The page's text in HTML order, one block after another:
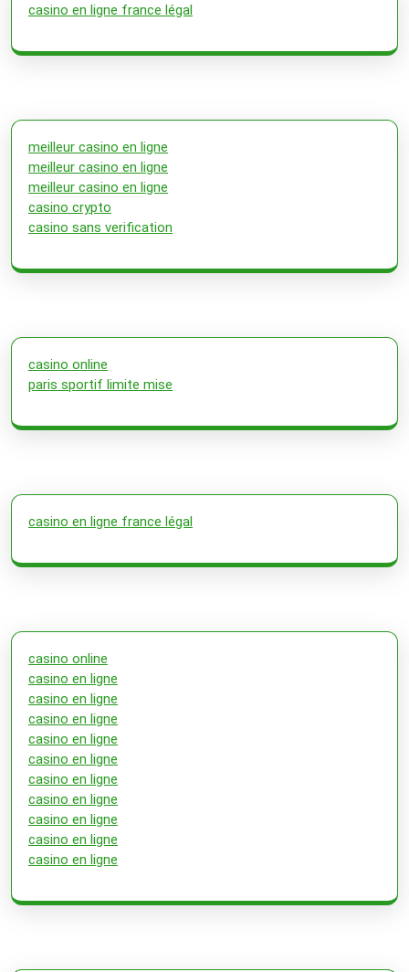
casino en ligne france légal
meilleur casino en ligne
meilleur casino en ligne
meilleur casino en ligne
casino crypto
casino sans verification
casino online
paris sportif limite mise
casino en ligne france légal
casino online
casino en ligne
casino en ligne
casino en ligne
casino en ligne
casino en ligne
casino en ligne
casino en ligne
casino en ligne
casino en ligne
casino en ligne